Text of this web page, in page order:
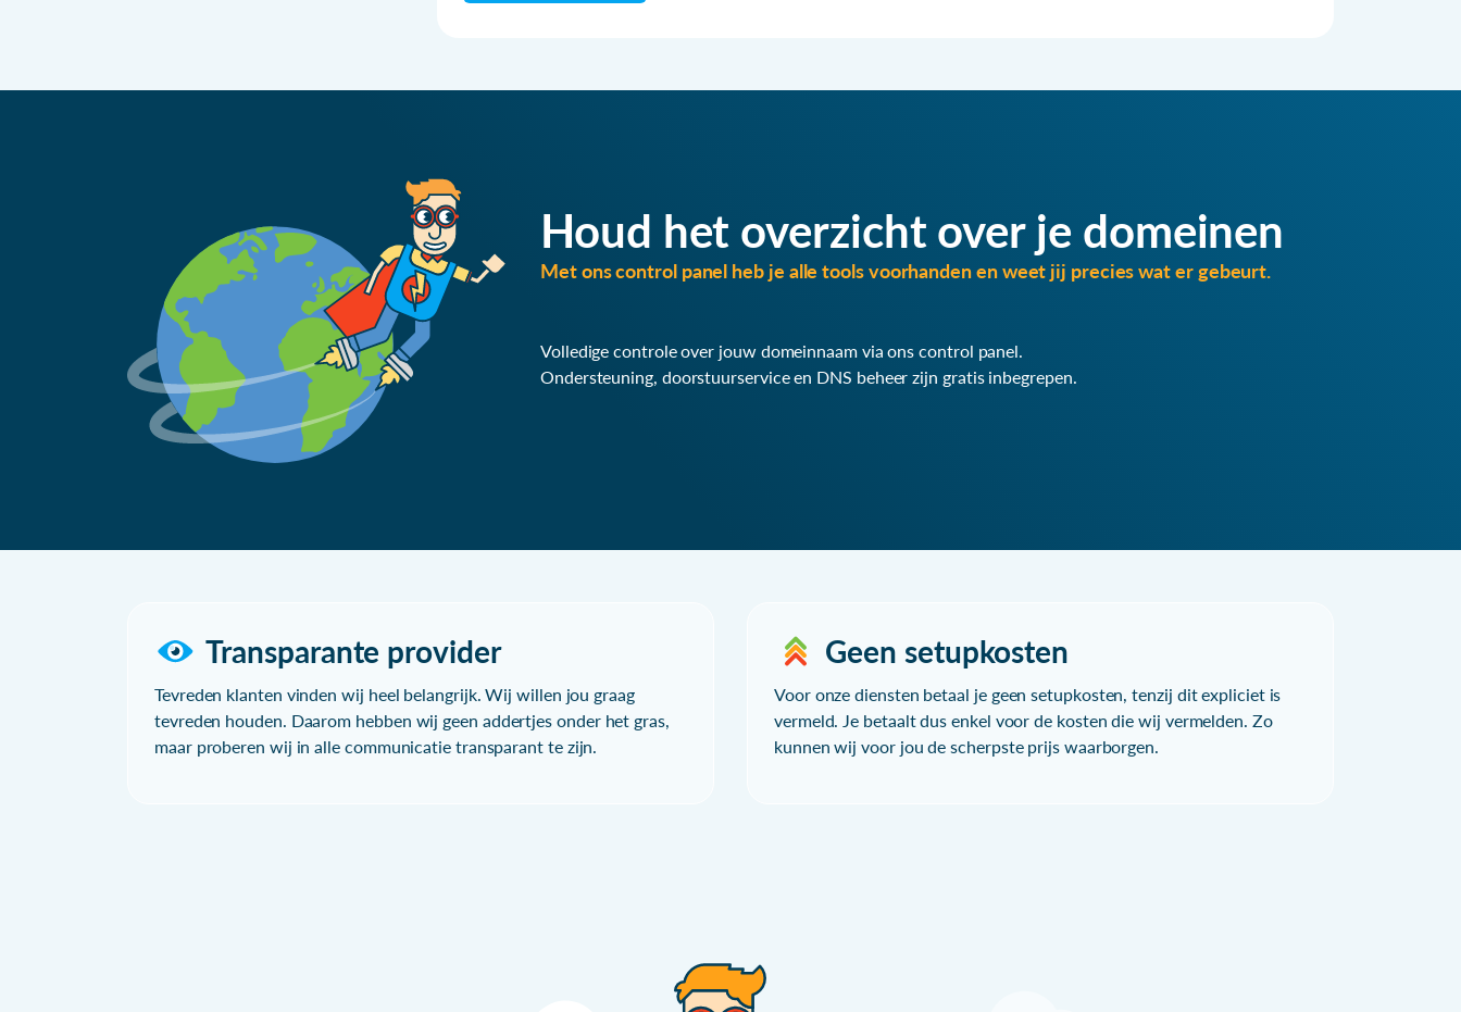
Houd het overzicht over je domeinen
Met ons control panel heb je alle tools voorhanden en weet jij precies wat er gebeurt.
Volledige controle over jouw domeinnaam via ons control panel.
Ondersteuning, doorstuurservice en DNS beheer zijn gratis inbegrepen.
Transparante provider
Tevreden klanten vinden wij heel belangrijk. Wij willen jou graag
tevreden houden. Daarom hebben wij geen addertjes onder het gras,
maar proberen wij in alle communicatie transparant te zijn.
Geen setupkosten
Voor onze diensten betaal je geen setupkosten, tenzij dit expliciet is
vermeld. Je betaalt dus enkel voor de kosten die wij vermelden. Zo
kunnen wij voor jou de scherpste prijs waarborgen.